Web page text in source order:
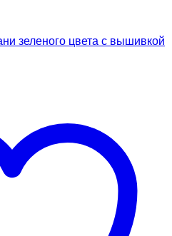
зеленого цвета с вышивкой